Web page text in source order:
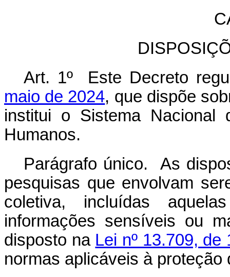
Art. 1º Este Decreto
maio de 2024, que dispõe
institui o Sistema
Humanos.
Parágrafo único. As
pesquisas que envolvam
coletiva, incluídas
informações sensíveis ou
disposto na Lei nº 13.709,
normas aplicáveis à proteção